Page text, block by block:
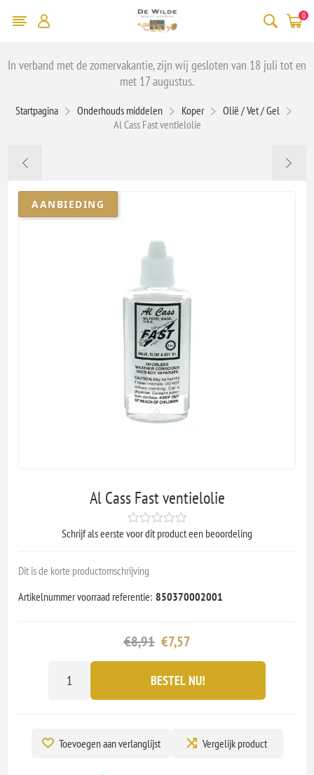
0
In verband met de zomervakantie, zijn wij gesloten van 18 juli tot en
met 17 augustus.
Startpagina Onderhouds middelen Koper
Olië / Vet / Gel
Al Cass Fast ventielolie
AANBIEDING
Al Cass Fast ventielolie
Schrijf als eerste voor dit product een beoordeling
Dit is de korte productomschrijving
Artikelnummer voorraad referentie: 850370002001
€8,91 €7,57
BESTEL NU!
Toevoegen aan verlanglijst Vergelijk product